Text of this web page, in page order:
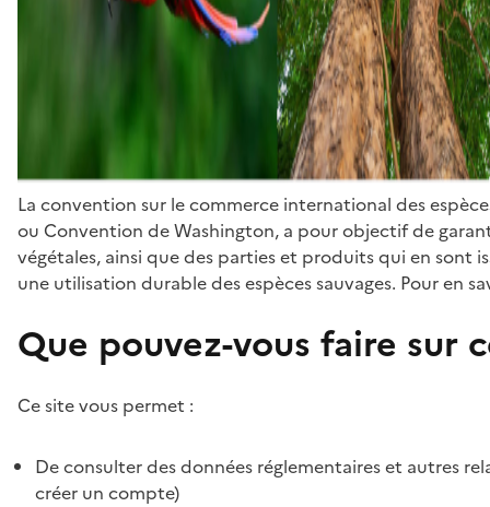
La convention sur le commerce international des
ou Convention de Washington, a pour objectif de
végétales, ainsi que des parties et produits qui en sont
une utilisation durable des espèces sauvages. Pour en
Que pouvez-vous faire sur
Ce site vous permet :
De consulter des données réglementaires et autres
créer un compte)